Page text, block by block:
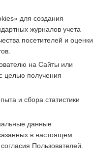
для создания
журналов учета
посетителей и оценки
на Сайты или
целью получения
и сбора статистики
данные
в настоящем
Пользователей.